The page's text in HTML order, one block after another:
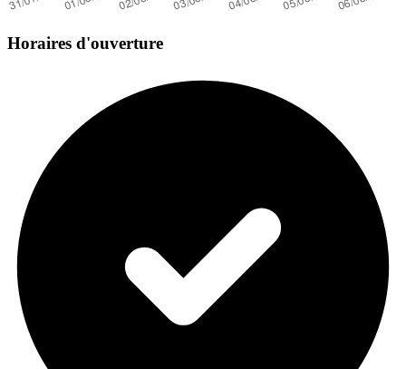
Horaires d'ouverture